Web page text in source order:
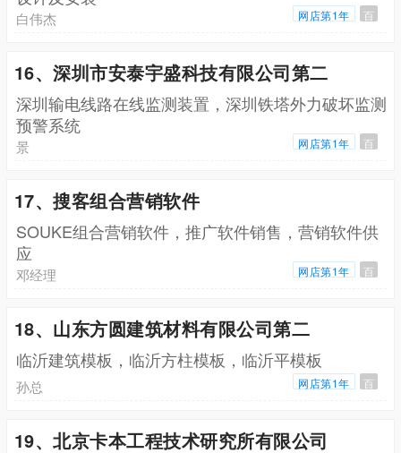
白伟杰 网店第1年 百
16、深圳市安泰宇盛科技有限公司第二
深圳输电线路在线监测装置，深圳铁塔外力破坏监测
预警系统
景 网店第1年 百
17、搜客组合营销软件
SOUKE组合营销软件，推广软件销售，营销软件供
应
邓经理 网店第1年 百
18、山东方圆建筑材料有限公司第二
临沂建筑模板，临沂方柱模板，临沂平模板
孙总 网店第1年 百
19、北京卡本工程技术研究所有限公司